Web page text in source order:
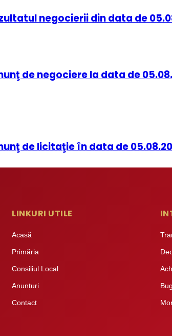
negocierii din data de
Anunţ de negociere la data de
Anunţ de licitaţie în data de
LINKURI UTILE
Acasă
Primăria
Consiliul Local
Anunțuri
Contact